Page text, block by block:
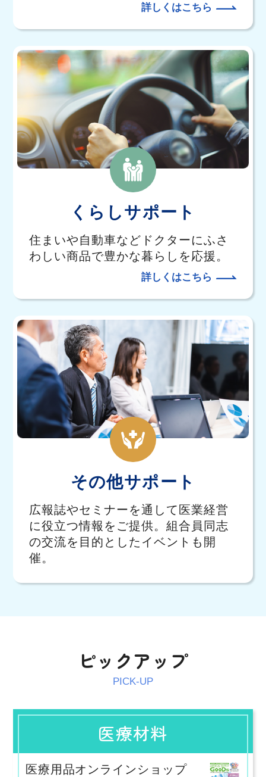
詳しくはこちら
くらしサポート
住まいや自動車などドクターにふさ
わしい商品で豊かな暮らしを応援。
詳しくはこちら
その他サポート
広報誌やセミナーを通して医業経営
に役立つ情報をご提供。組合員同志
の交流を目的としたイベントも開
催。
ピックアップ
PICK-UP
医療材料
医療用品オンラインショップ